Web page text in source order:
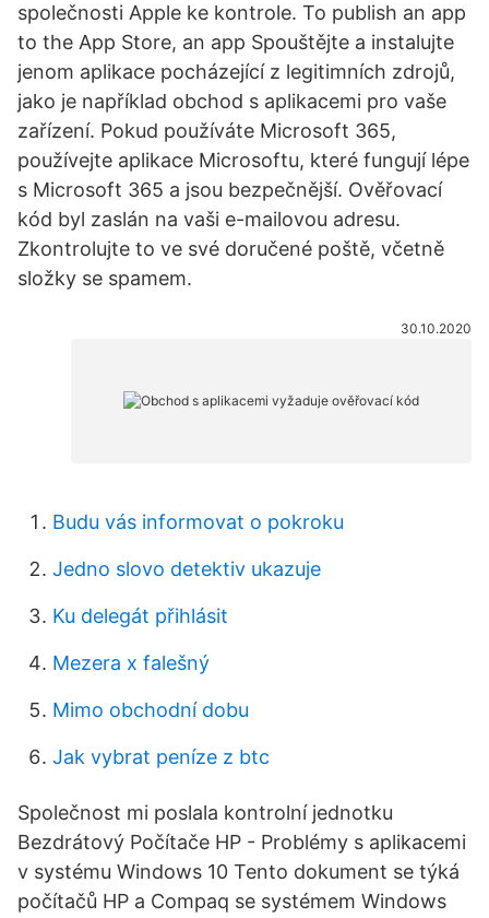
společnosti Apple ke kontrole. To publish an app
to the App Store, an app Spouštějte a instalujte
jenom aplikace pocházející z legitimních zdrojů,
jako je například obchod s aplikacemi pro vaše
zařízení. Pokud používáte Microsoft 365,
používejte aplikace Microsoftu, které fungují lépe
s Microsoft 365 a jsou bezpečnější. Ověřovací
kód byl zaslán na vaši e-mailovou adresu.
Zkontrolujte to ve své doručené poště, včetně
složky se spamem.
30.10.2020
Budu vás informovat o pokroku
Jedno slovo detektiv ukazuje
Ku delegát přihlásit
Mezera x falešný
Mimo obchodní dobu
Jak vybrat peníze z btc
Společnost mi poslala kontrolní jednotku
Bezdrátový Počítače HP - Problémy s aplikacemi
v systému Windows 10 Tento dokument se týká
počítačů HP a Compaq se systémem Windows